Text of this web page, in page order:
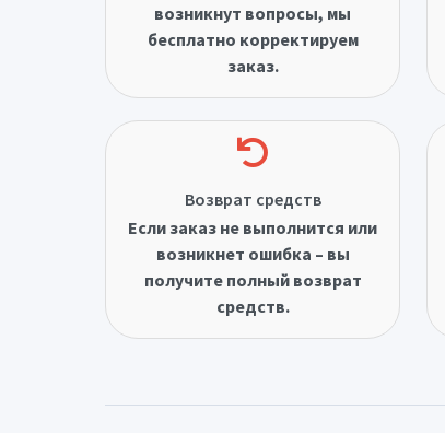
возникнут вопросы, мы
бесплатно корректируем
заказ.
Возврат средств
Если заказ не выполнится или
возникнет ошибка – вы
получите полный возврат
средств.